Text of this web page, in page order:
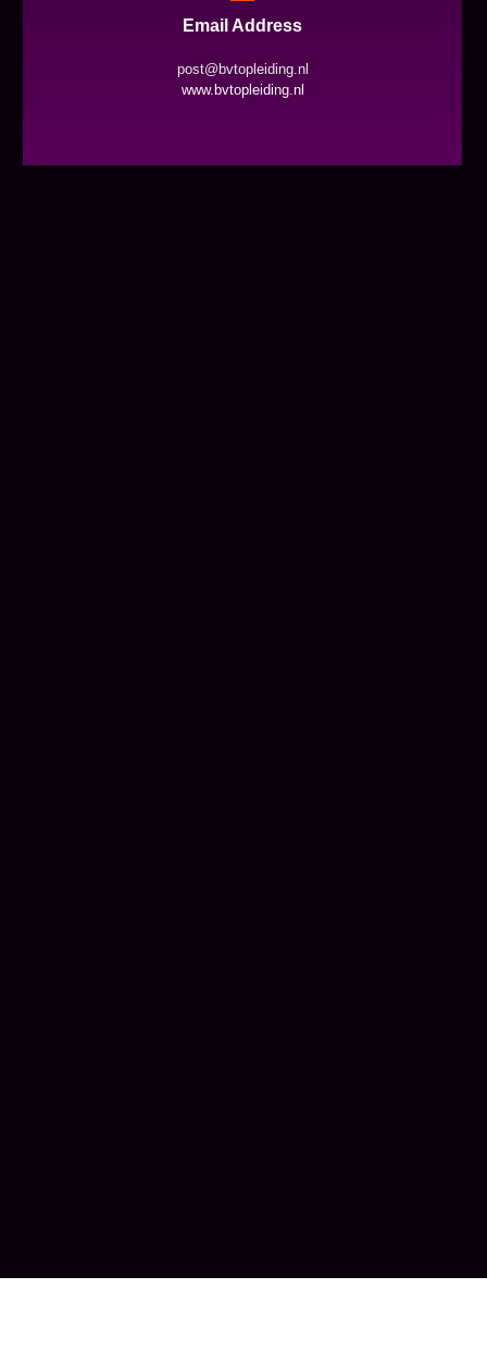
Email Address
post@bvtopleiding.nl
www.bvtopleiding.nl